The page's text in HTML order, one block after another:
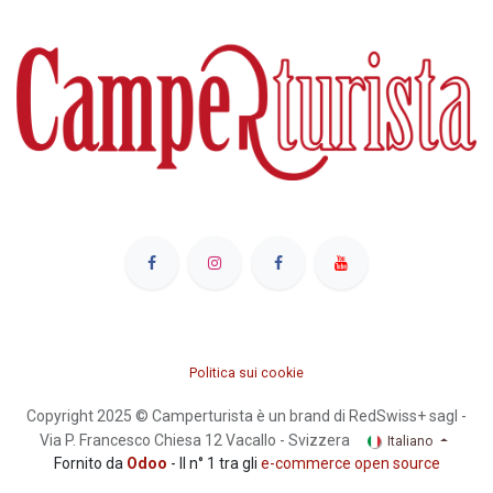
Politica sui cookie
Copyright 2025 © Camperturista è un brand di RedSwiss+ sagl -
Via P. Francesco Chiesa 12 Vacallo - Svizzera
Italiano
Fornito da Odoo - Il n° 1 tra gli e-commerce open source